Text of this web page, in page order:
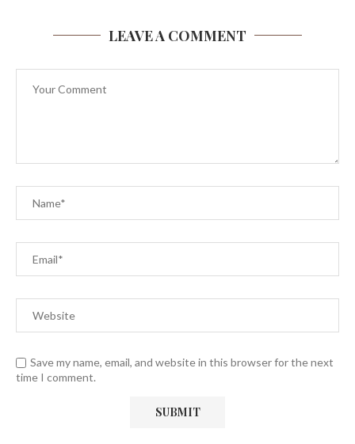
LEAVE A COMMENT
Save my name, email, and website in this browser for the next
time I comment.